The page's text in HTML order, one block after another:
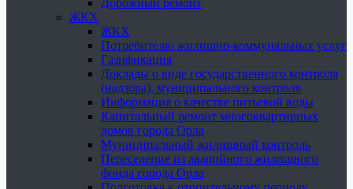
Дорожный ремонт
ЖКХ
ЖКХ
Потребителю жилищно-коммунальных услуг
Газификация
Доклады о виде государственного контроля
(надзора), муниципального контроля
Информация о качестве питьевой воды
Капитальный ремонт многоквартирных
домов города Орла
Муниципальный жилищный контроль
Переселение из аварийного жилищного
фонда города Орла